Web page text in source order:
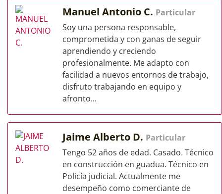
Manuel Antonio C. Particular
Soy una persona responsable,
comprometida y con ganas de seguir
aprendiendo y creciendo
profesionalmente. Me adapto con
facilidad a nuevos entornos de trabajo,
disfruto trabajando en equipo y
afronto...
Jaime Alberto D. Particular
Tengo 52 años de edad. Casado. Técnico
en construcción en guadua. Técnico en
Policía judicial. Actualmente me
desempeño como comerciante de